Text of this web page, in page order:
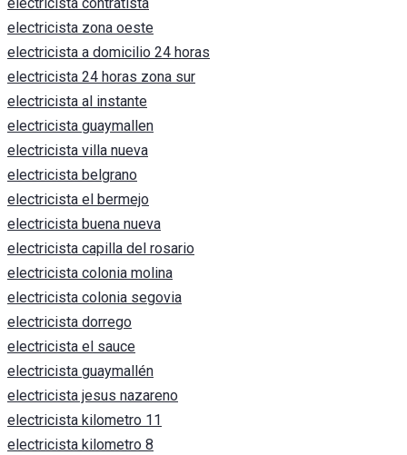
electricista zona oeste
electricista a domicilio 24 horas
electricista 24 horas zona sur
electricista al instante
electricista guaymallen
electricista villa nueva
electricista belgrano
electricista el bermejo
electricista buena nueva
electricista capilla del rosario
electricista colonia molina
electricista colonia segovia
electricista dorrego
electricista el sauce
electricista guaymallén
electricista jesus nazareno
electricista kilometro 11
electricista kilometro 8